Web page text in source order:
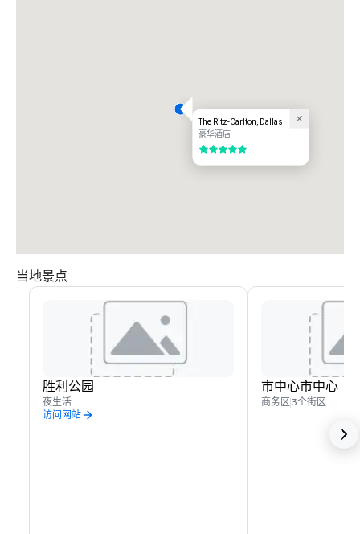
The Ritz-Carlton, Dallas
豪华酒店
5/5
当地景点
胜利公园
夜生活
访问网站
市中心市中心
商务区 3个街区